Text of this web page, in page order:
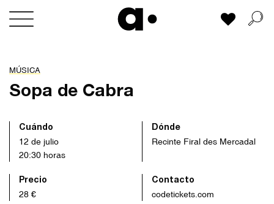
Skip
Mi lista
MÚSICA
Sopa de Cabra
Cuándo
12 de julio
20:30 horas
Dónde
Recinte Firal des Mercadal
Precio
28 €
Contacto
codetickets.com